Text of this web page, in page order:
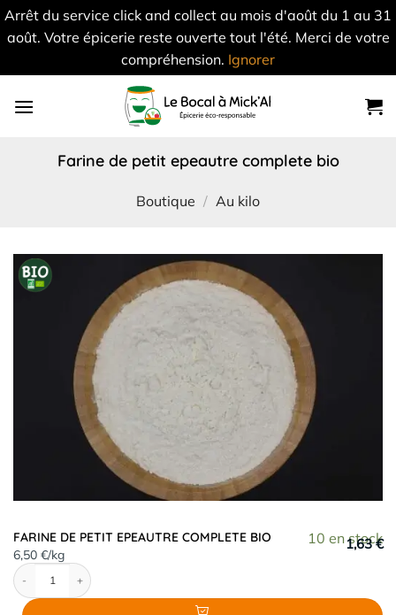
Arrêt du service click and collect au mois d'août du 1 au 31
août. Votre épicerie reste ouverte tout l'été. Merci de votre
compréhension. Ignorer
farine de petit epeautre complete bio
Boutique / Au kilo
10 en stock
FARINE DE PETIT EPEAUTRE COMPLETE BIO
6,50 €/kg
1,63 €
quantité de FARINE DE PETIT EPEAUTRE COMPLETE BIO